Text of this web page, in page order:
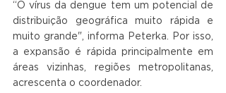
“O vírus da dengue tem um potencial de
distribuição geográfica muito rápida e
muito grande", informa Peterka. Por isso,
a expansão é rápida principalmente em
áreas vizinhas, regiões metropolitanas,
acrescenta o coordenador.